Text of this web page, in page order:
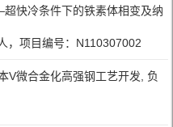
快冷条件下的铁素体相变及纳
，项目编号：N110307002
V微合金化高强钢工艺开发, 负